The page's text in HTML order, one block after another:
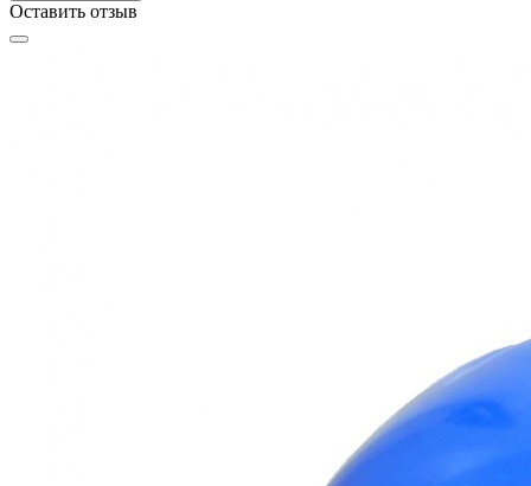
Оставить отзыв